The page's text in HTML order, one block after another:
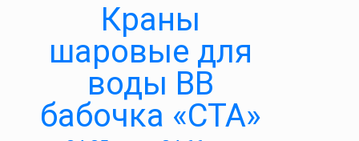
Краны
шаровые для
воды ВВ
бабочка «СТА»